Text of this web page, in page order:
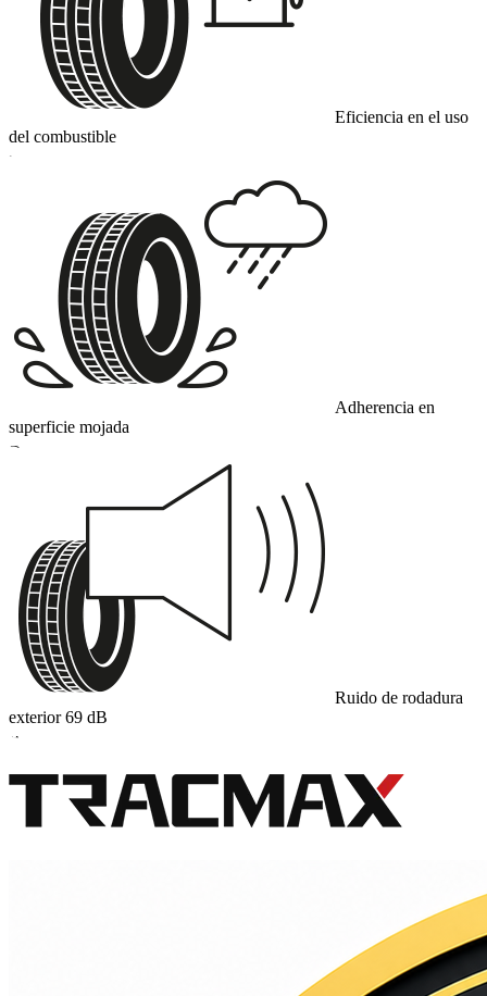
Eficiencia en el uso
del combustible
C
Adherencia en
superficie mojada
B
Ruido de rodadura
exterior 69 dB
A